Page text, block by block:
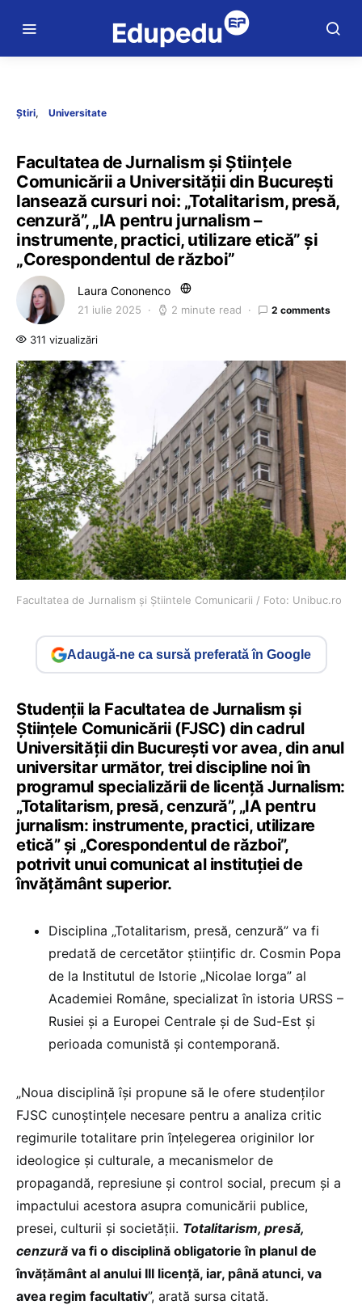
Știri Universitate
Facultatea de Jurnalism și Științele
Comunicării a Universității din București
lansează cursuri noi: „Totalitarism, presă,
cenzură”, „IA pentru jurnalism –
instrumente, practici, utilizare etică” și
„Corespondentul de război”
Laura Cononenco
21 iulie 2025 2 minute read 2 comments
311 vizualizări
Facultatea de Jurnalism și Știintele Comunicarii / Foto: Unibuc.ro
Adaugă-ne ca sursă preferată în Google
Studenții la Facultatea de Jurnalism şi
Ştiinţele Comunicării (FJSC) din cadrul
Universităţii din Bucureşti vor avea, din anul
universitar următor, trei discipline noi în
programul specializării de licenţă Jurnalism:
„Totalitarism, presă, cenzură”, „IA pentru
jurnalism: instrumente, practici, utilizare
etică” şi „Corespondentul de război”,
potrivit unui comunicat al instituției de
învățământ superior.
Disciplina „Totalitarism, presă, cenzură” va fi
predată de cercetător ştiinţific dr. Cosmin Popa
de la Institutul de Istorie „Nicolae Iorga” al
Academiei Române, specializat în istoria URSS –
Rusiei şi a Europei Centrale şi de Sud-Est şi
perioada comunistă şi contemporană.
„Noua disciplină îşi propune să le ofere studenţilor
FJSC cunoştinţele necesare pentru a analiza critic
regimurile totalitare prin înţelegerea originilor lor
ideologice şi culturale, a mecanismelor de
propagandă, represiune şi control social, precum şi a
impactului acestora asupra comunicării publice,
presei, culturii şi societăţii. Totalitarism, presă,
cenzură va fi o disciplină obligatorie în planul de
învăţământ al anului III licenţă, iar, până atunci, va
avea regim facultativ”, arată sursa citată.